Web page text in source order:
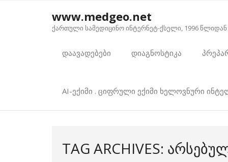
www.medgeo.net
ქართული სამედიცინო ინტერნეტ-ქსელი, 1996 წლიდან
დაავადებები დიაგნოსტიკა
AI-ექიმი . ციფრული ექიმი ხელოვნური
TAG ARCHIVES: